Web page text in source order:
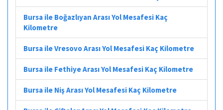
Bursa ile Boğazlıyan Arası Yol Mesafesi Kaç
Kilometre
Bursa ile Vresovo Arası Yol Mesafesi Kaç Kilometre
Bursa ile Fethiye Arası Yol Mesafesi Kaç Kilometre
Bursa ile Niş Arası Yol Mesafesi Kaç Kilometre